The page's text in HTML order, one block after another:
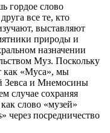
гордое слово
все те, кто
выставляют
природы и
назначении
Муз. Поскольку
как «Муса», мы
Зевса и Мнемосины
случае сохраняя
слово «музей»
через посредничество